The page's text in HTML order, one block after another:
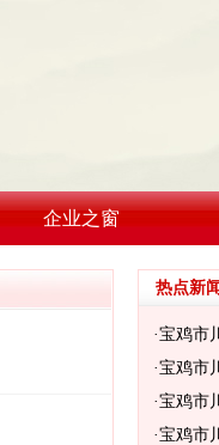
企业之窗
热点新闻
·宝鸡市
·宝鸡市
·宝鸡市
·宝鸡市